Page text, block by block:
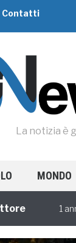
Contatti
La notizia è
MONDO
1 annofa